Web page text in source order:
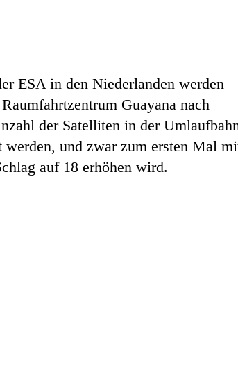
ESA in den Niederlanden werden
Guayana nach
der Satelliten in der
und zwar zum ersten Mal
auf 18 erhöhen wird.